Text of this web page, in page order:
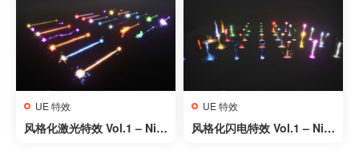
UE 特效
风格化激光特效 Vol.1 – Nia
UE 特效
风格化闪电特效 Vol.1 – Nia